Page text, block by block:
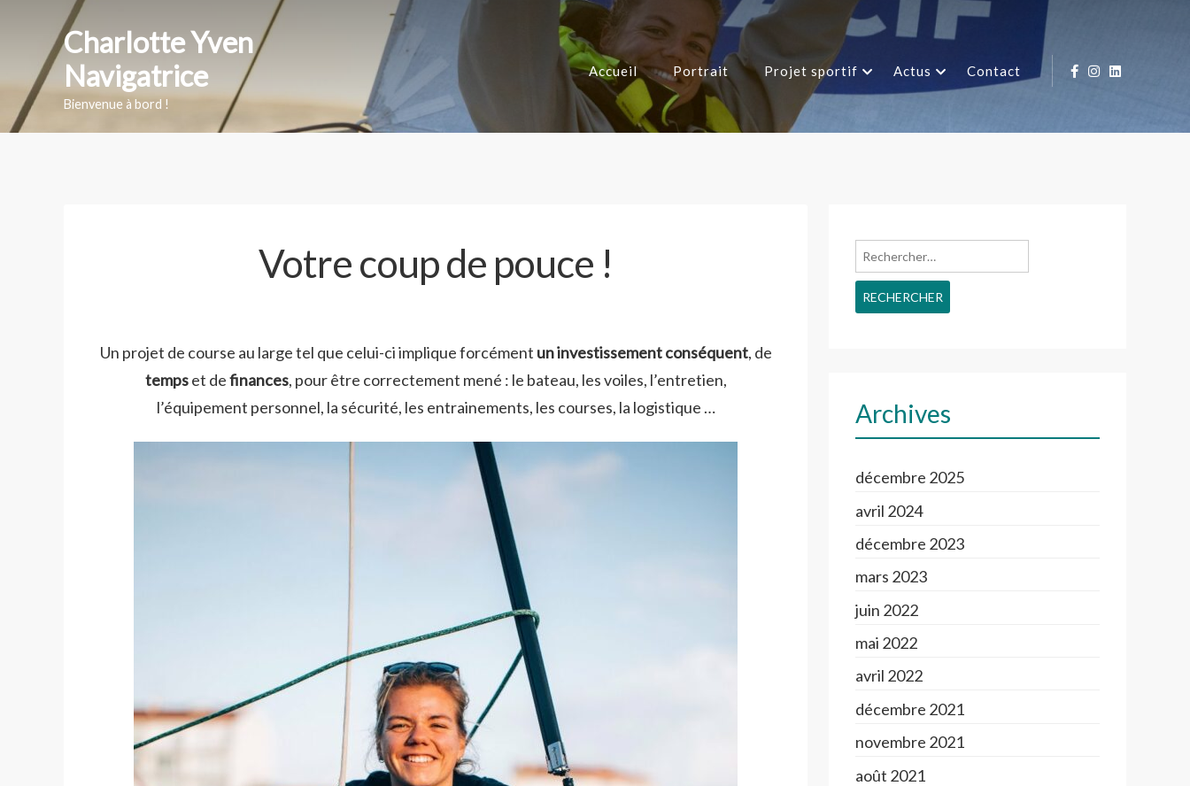
content
Charlotte Yven
Navigatrice
Bienvenue à bord !
Accueil Portrait Projet sportif Actus Contact
Votre coup de pouce !
Un projet de course au large tel que celui-ci implique forcément un investissement conséquent, de
tempset definances, pour être correctement mené : le bateau, les voiles, l’entretien,
l’équipement personnel, la sécurité, les entrainements, les courses, la logistique …
Archives
décembre 2025
avril 2024
décembre 2023
mars 2023
juin 2022
mai 2022
avril 2022
décembre 2021
novembre 2021
août 2021